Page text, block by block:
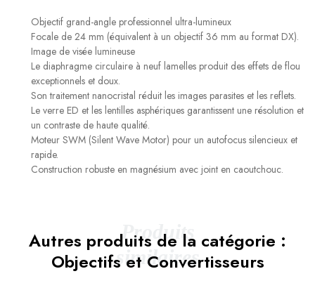
Objectif grand-angle professionnel ultra-lumineux
Focale de 24 mm (équivalent à un objectif 36 mm au format DX).
Image de visée lumineuse
Le diaphragme circulaire à neuf lamelles produit des effets de flou
exceptionnels et doux.
Son traitement nanocristal réduit les images parasites et les reflets.
Le verre ED et les lentilles asphériques garantissent une résolution et
un contraste de haute qualité.
Moteur SWM (Silent Wave Motor) pour un autofocus silencieux et
rapide.
Construction robuste en magnésium avec joint en caoutchouc.
Produits
similaires
Autres produits de la catégorie :
Objectifs et Convertisseurs